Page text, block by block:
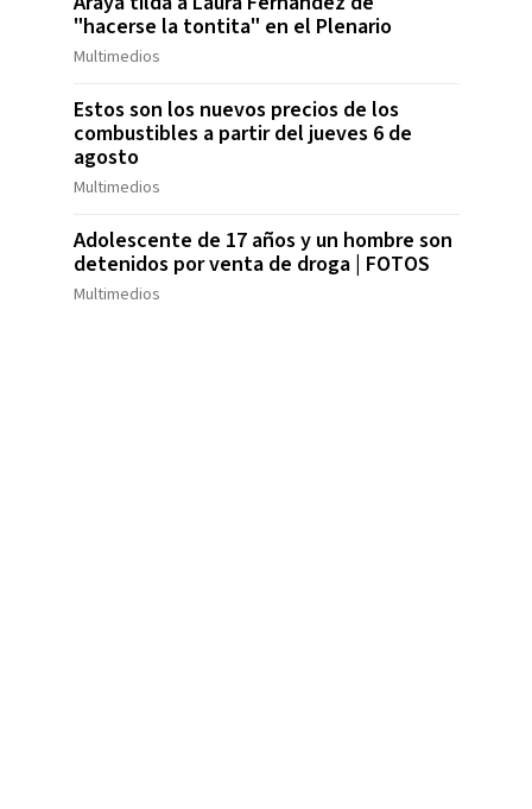
"hacerse la tontita" en el Plenario
Multimedios
Estos son los nuevos precios de los
combustibles a partir del jueves 6 de
agosto
Multimedios
Adolescente de 17 años y un hombre son
detenidos por venta de droga | FOTOS
Multimedios